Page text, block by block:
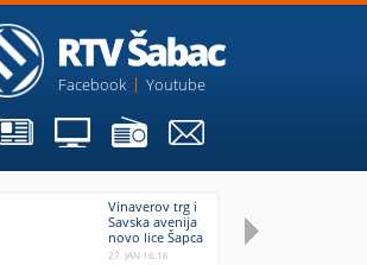
Facebook Youtube
Vinaverov trg i
Savska avenija
novo lice Šapca
27. JAN 16:16